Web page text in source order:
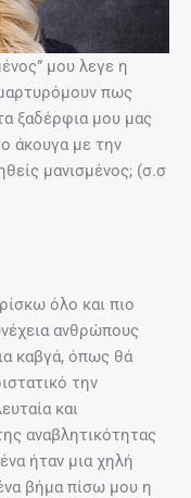
μου λεγε η
πως
ξαδέρφια μου μας
άκουγα με την
μανισμένος; (σ.σ
όλο και πιο
ανθρώπους
καβγά, όπως θά
την
και
αναβλητικότητας
ήταν μια χηλή
βήμα πίσω μου η